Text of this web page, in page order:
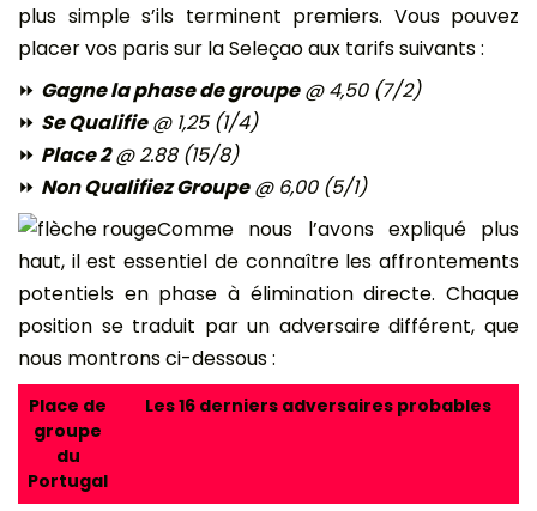
plus simple s’ils terminent premiers. Vous pouvez
placer vos paris sur la Seleçao aux tarifs suivants :
⏩ Gagne la phase de groupe@ 4,50 (7/2)
⏩ Se Qualifie@ 1,25 (1/4)
⏩ Place 2@ 2.88 (15/8)
⏩ Non Qualifiez Groupe@ 6,00 (5/1)
Comme nous l’avons expliqué plus
haut, il est essentiel de connaître les affrontements
potentiels en phase à élimination directe. Chaque
position se traduit par un adversaire différent, que
nous montrons ci-dessous :
Place de
groupe
du
Portugal
Les 16 derniers adversaires probables